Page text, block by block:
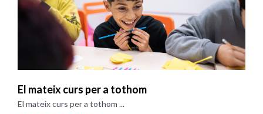
El mateix curs per a tothom
El mateix curs per a tothom ...